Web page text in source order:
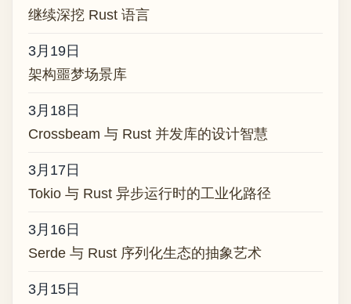
继续深挖 Rust 语言
3月19日
架构噩梦场景库
3月18日
Crossbeam 与 Rust 并发库的设计智慧
3月17日
Tokio 与 Rust 异步运行时的工业化路径
3月16日
Serde 与 Rust 序列化生态的抽象艺术
3月15日